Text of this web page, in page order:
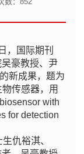
，国际期刊
豪教授、尹
新成果，题为
传感器，用
with
for detection
仇裕淇、